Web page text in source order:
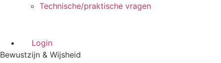
Technische/praktische vragen
Login
Bewustzijn & Wijsheid